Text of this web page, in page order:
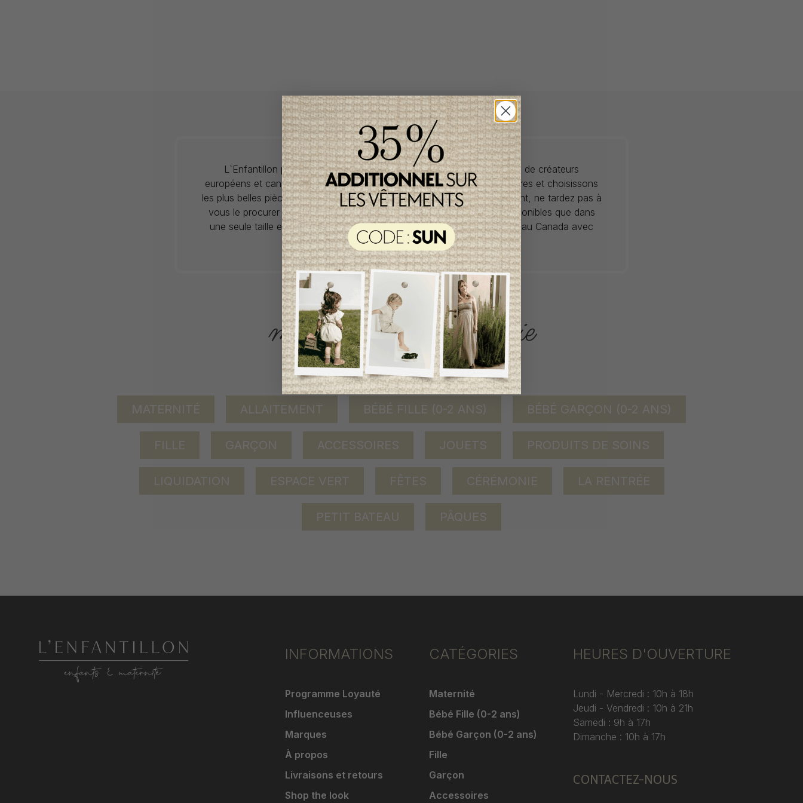
L`Enfantillon propose des collections pour de vêtements pour bébés de créateurs
européens et canadiens à prix imbattables. Nous dénichons les perles rares et choisissons
les plus belles pièces de saisons en saisons. Si un vêtement vous convient, ne tardez pas à
vous le procurer car la plupart du temps, les articles offerts ne sont disponibles que dans
une seule taille et en un seul exemplaire. Profitez de la livraison gratuite au Canada avec
tout achat de 100$ et plus avant taxes.
ACCÈS RAPIDE
magasinez par catégorie
MATERNITÉ ALLAITEMENT BÉBÉ FILLE (0-2 ANS) BÉBÉ GARÇON (0-2 ANS)
FILLE GARÇON ACCESSOIRES JOUETS PRODUITS DE SOINS
LIQUIDATION ESPACE VERT FÊTES CÉRÉMONIE LA RENTRÉE
PETIT BATEAU PÂQUES
INFORMATIONS
Programme Loyauté
Influenceuses
Marques
À propos
Livraisons et retours
Shop the look
CATÉGORIES
Maternité
Bébé Fille (0-2 ans)
Bébé Garçon (0-2 ans)
Fille
Garçon
Accessoires
HEURES D'OUVERTURE
Lundi - Mercredi : 10h à 18h
Jeudi - Vendredi : 10h à 21h
Samedi : 9h à 17h
Dimanche : 10h à 17h
CONTACTEZ-NOUS